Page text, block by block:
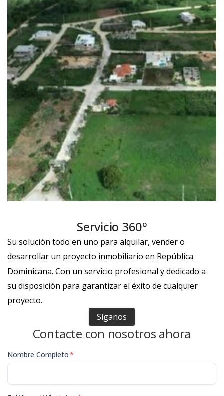
Servicio 360º
Su solución todo en uno para alquilar, vender o
desarrollar un proyecto inmobiliario en República
Dominicana. Con un servicio profesional y dedicado a
su disposición para garantizar el éxito de cualquier
proyecto.
Síganos
Contacte con nosotros ahora
Nombre Completo*